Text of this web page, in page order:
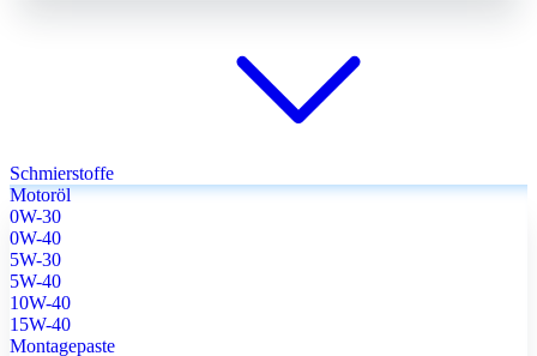
Schmierstoffe
Motoröl
0W-30
0W-40
5W-30
5W-40
10W-40
15W-40
Montagepaste